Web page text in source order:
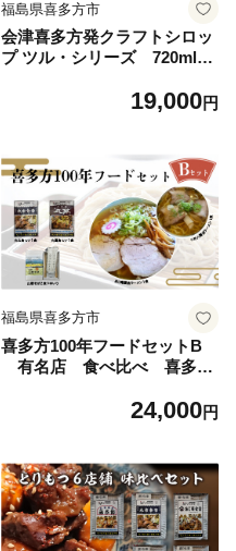
福島県喜多方市
会津喜多方発クラフトシロッ
プ ツル・シリーズ 720ml×3
19,000円
福島県喜多方市
喜多方100年フードセットB
有名店 食べ比べ 喜多方
食） 鳥モツ２店舗×１食
セット ギフト 人気 お土
産 生麺 食べ比べ グルメ
【07208-0530】
24,000円